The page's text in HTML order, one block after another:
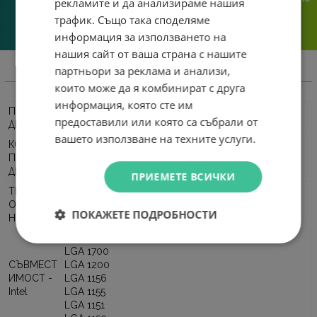
Информация
ПРОИЗВО
ДИТЕЛ
КОД НА
ПРОИЗВО
ДИТЕЛЯ
ТИП НА
ОХЛАЖДА
НЕТО
СЪВМЕСТ
ИМОСТ -
Intel
LGA 1700
LGA 1200
LGA 1156
LGA 1155
LGA 1151
трафик. Също така споделяме
информация за използването на
нашия сайт от ваша страна с нашите
партньори за реклама и анализи,
които може да я комбинират с друга
информация, която сте им
предоставили или която са събрали от
вашето използване на техните услуги.
ПРИЕМЕТЕ ВСИЧКИ
ПОКАЖЕТЕ ПОДРОБНОСТИ